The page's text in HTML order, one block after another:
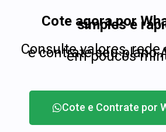
Cote agora por
simples e
Consulte valores, rede
e contrate seu plano
em poucos
Cote e Contrate por